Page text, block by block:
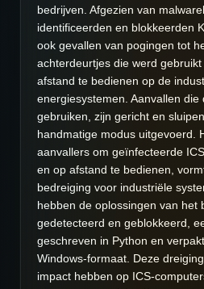
bedrijven. Afgezien van
identificeerden en blokkeerden
ook gevallen van pogingen tot
achterdeurtjes die werd
afstand te bedienen op de
energiesystemen. Aanvallen die
gebruiken, zijn gericht en
handmatige modus uitgevoerd.
aanvallers om geïnfecteerde
en op afstand te bedienen,
bedreiging voor industriële
hebben de oplossingen van het
gedetecteerd en geblokkeerd,
geschreven in Python en
Windows-formaat. Deze
impact hebben op ICS-